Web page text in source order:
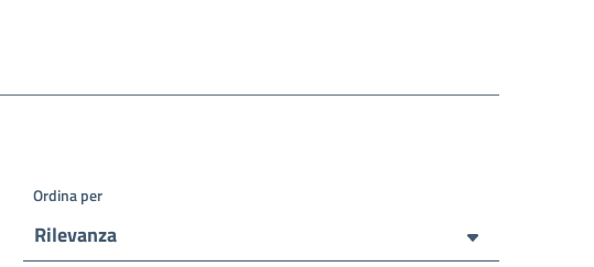
Ordina per
Rilevanza